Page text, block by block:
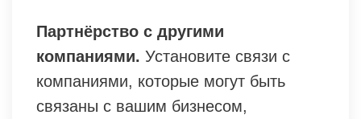
Партнёрство с другими
компаниями. Установите связи с
компаниями, которые могут быть
связаны с вашим бизнесом,